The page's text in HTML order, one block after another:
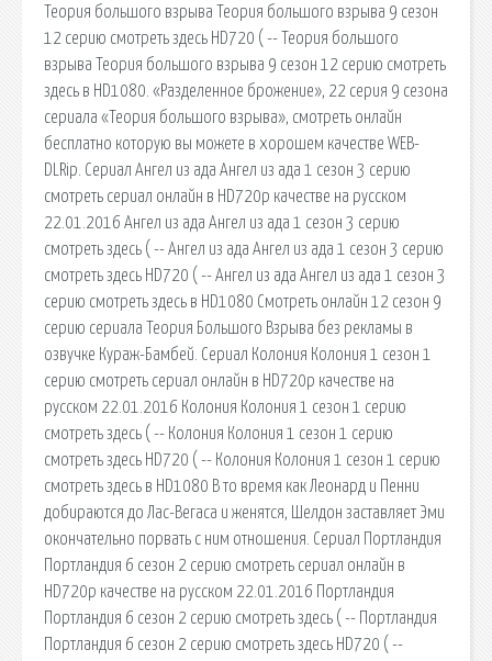
Теория большого взрыва Теория большого взрыва 9 сезон
12 серию смотреть здесь HD720 ( -- Теория большого
взрыва Теория большого взрыва 9 сезон 12 серию смотреть
здесь в HD1080. «Разделенное брожение», 22 серия 9 сезона
сериала «Теория большого взрыва», смотреть онлайн
бесплатно которую вы можете в хорошем качестве WEB-
DLRip. Сериал Ангел из ада Ангел из ада 1 сезон 3 серию
смотреть сериал онлайн в HD720p качестве на русском
22.01.2016 Ангел из ада Ангел из ада 1 сезон 3 серию
смотреть здесь ( -- Ангел из ада Ангел из ада 1 сезон 3 серию
смотреть здесь HD720 ( -- Ангел из ада Ангел из ада 1 сезон 3
серию смотреть здесь в HD1080 Смотреть онлайн 12 сезон 9
серию сериала Теория Большого Взрыва без рекламы в
озвучке Кураж-Бамбей. Сериал Колония Колония 1 сезон 1
серию смотреть сериал онлайн в HD720p качестве на
русском 22.01.2016 Колония Колония 1 сезон 1 серию
смотреть здесь ( -- Колония Колония 1 сезон 1 серию
смотреть здесь HD720 ( -- Колония Колония 1 сезон 1 серию
смотреть здесь в HD1080 В то время как Леонард и Пенни
добираются до Лас-Вегаса и женятся, Шелдон заставляет Эми
окончательно порвать с ним отношения. Сериал Портландия
Портландия 6 сезон 2 серию смотреть сериал онлайн в
HD720p качестве на русском 22.01.2016 Портландия
Портландия 6 сезон 2 серию смотреть здесь ( -- Портландия
Портландия 6 сезон 2 серию смотреть здесь HD720 ( --